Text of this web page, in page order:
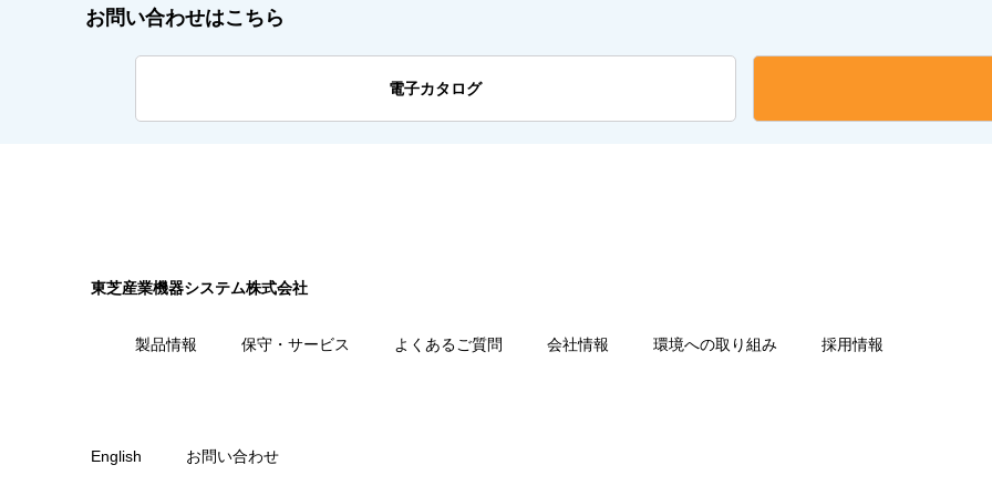
お問い合わせはこちら
電子カタログ
東芝産業機器システム株式会社
製品情報 保守・サービス よくあるご質問 会社情報 環境への取り組み 採用情報
English お問い合わせ